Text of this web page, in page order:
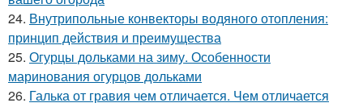
24. Внутрипольные конвекторы водяного отопления:
принцип действия и преимущества
25. Огурцы дольками на зиму. Особенности
маринования огурцов дольками
26. Галька от гравия чем отличается. Чем отличается